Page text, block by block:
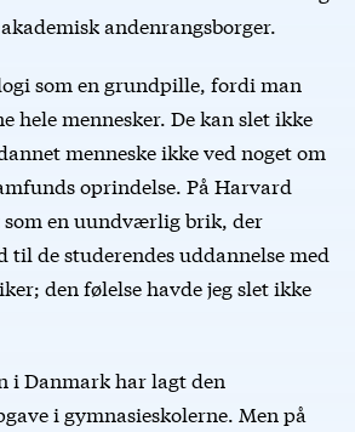
andenrangsborger.
som en grundpille, fordi man
hele mennesker. De kan slet ikke
menneske ikke ved noget om
oprindelse. På Harvard
som en uundværlig brik, der
til de studerendes uddannelse med
den følelse havde jeg slet ikke
i Danmark har lagt den
i gymnasieskolerne. Men på